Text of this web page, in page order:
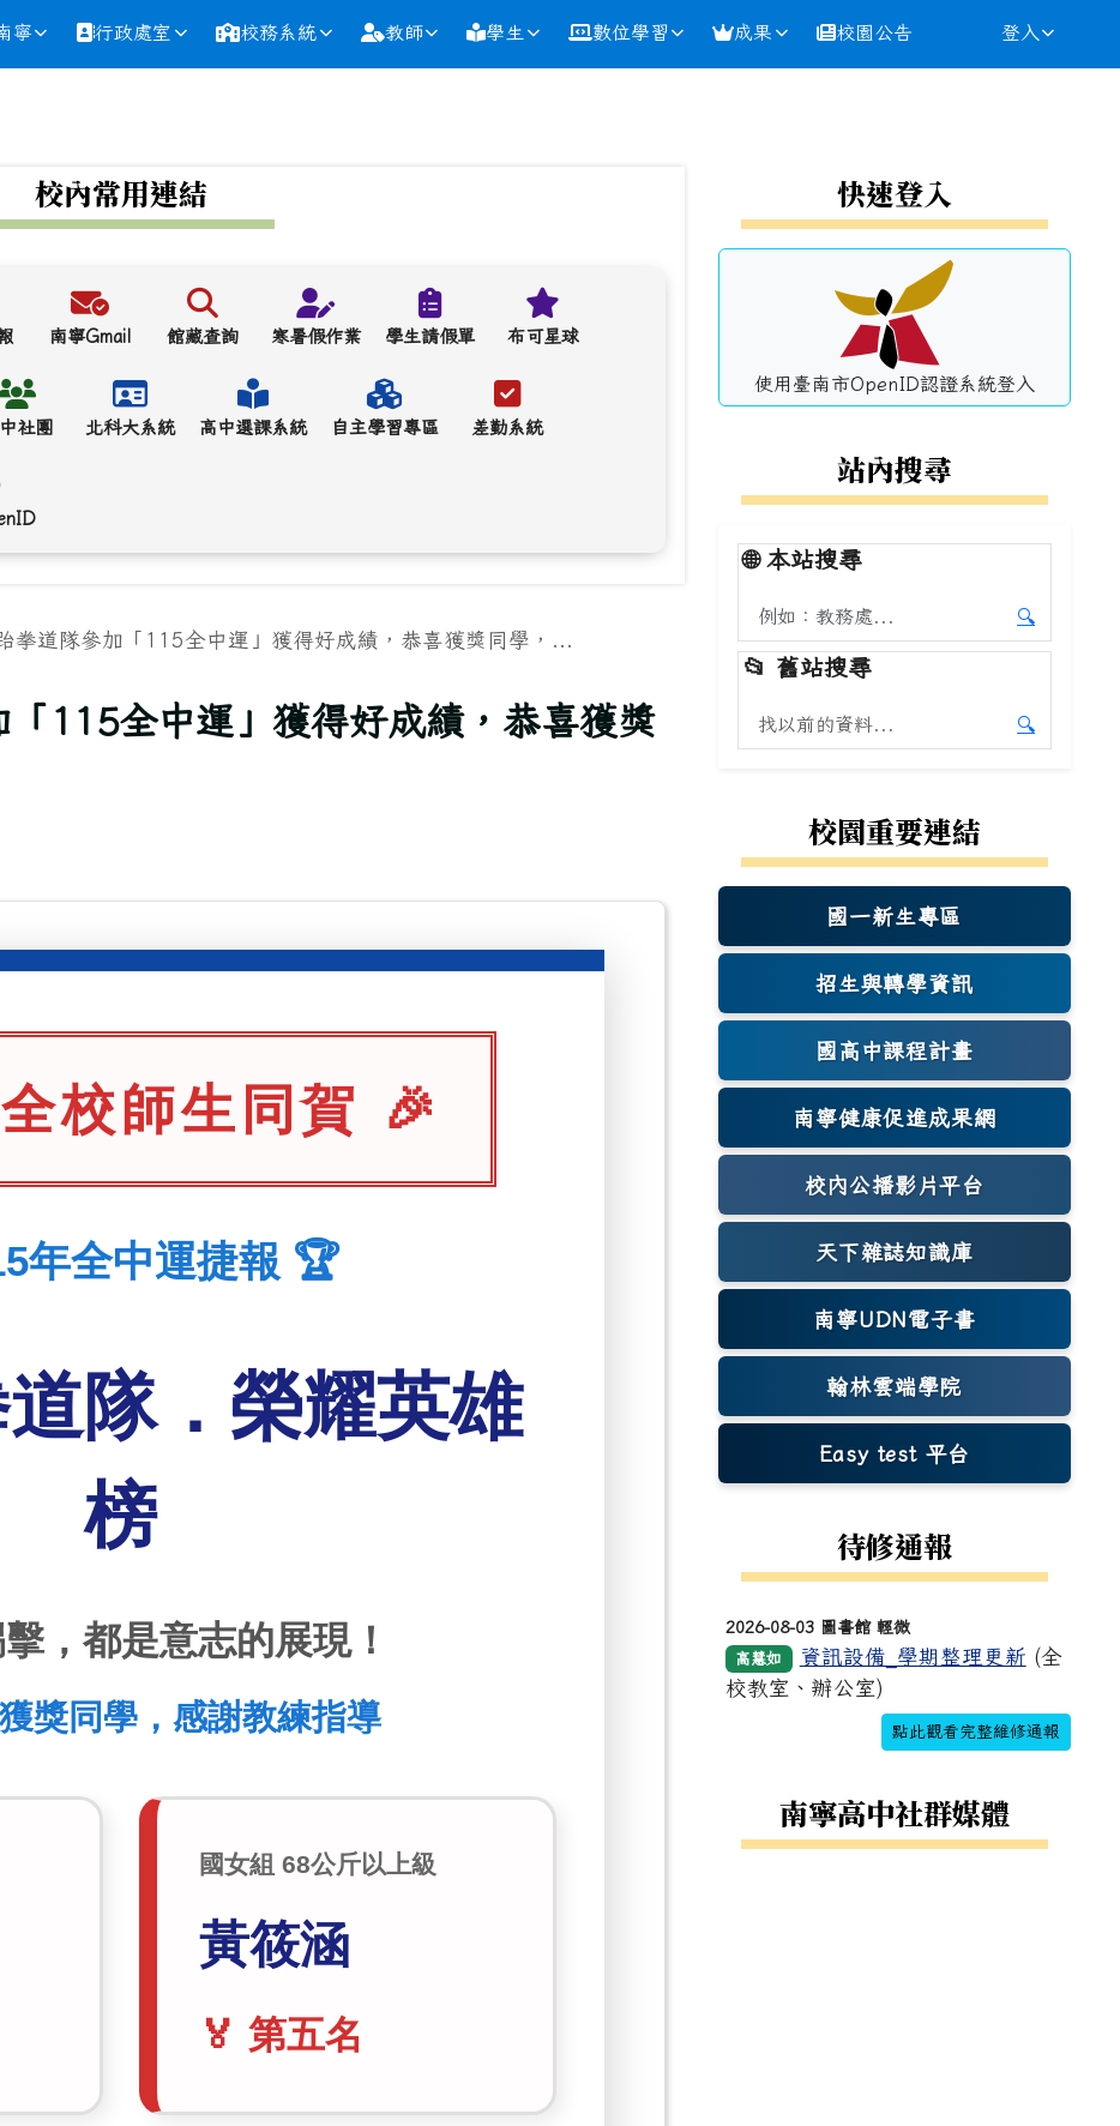
寧 行政處室 校務系統 教師 學生 數位學習 成果 校園公告 登入
校內常用連結
南寧Gmail 館藏查詢 寒暑假作業 學生請假單 布可星球
社團 北科大系統 高中選課系統 自主學習專區 差勤系統
拳道隊參加「115全中運」獲得好成績，恭喜獲獎同學，...
115全中運」獲得好成績，恭喜獲獎
校師生同賀 🎉
年全中運捷報 🏆
隊．榮耀英雄
榜
，都是意志的展現！
獎同學，感謝教練指導
國女組 68公斤以上級
黃筱涵
🏅 第五名
左邊區域內容
快速登入
使用臺南市OpenID認證系統登入
站內搜尋
🌐本站搜尋
搜尋本站內容
🔍
開始本站
📂 舊站搜尋
搜尋舊站內容
🔍
開始舊站
校園重要連結
國一新生專區
(另開新視窗)
招生與轉學資訊
國高中課程計畫
南寧健康促進成果網
(另開新視窗)
校內公播影片平台
天下雜誌知識庫
(另開新視窗)
南寧UDN電子書
翰林雲端學院
Easy test 平台
(另開新視窗)
待修通報
2026-08-03 圖書館 輕微
高慧如
資訊設備_學期整理更新 (全
校教室、辦公室)
點此觀看完整維修通報
南寧高中社群媒體